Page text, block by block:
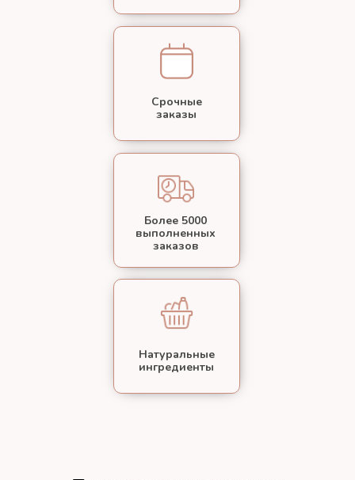
Более 5000
выполненных
заказов
Срочные
заказы
Натуральные
ингредиенты